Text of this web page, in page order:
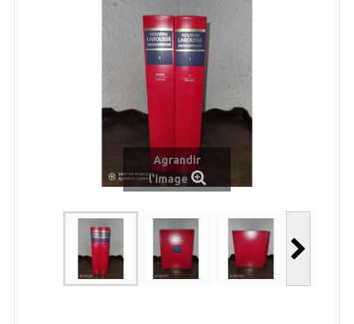
Agrandir
l'image